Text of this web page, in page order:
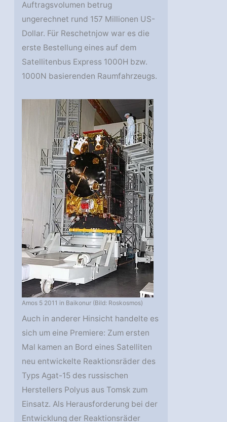
Auftragsvolumen betrug
ungerechnet rund 157 Millionen US-
Dollar. Für Reschetnjow war es die
erste Bestellung eines auf dem
Satellitenbus Express 1000H bzw.
1000N basierenden Raumfahrzeugs.
Amos 5 2011 in Baikonur (Bild: Roskosmos)
Auch in anderer Hinsicht handelte es
sich um eine Premiere: Zum ersten
Mal kamen an Bord eines Satelliten
neu entwickelte Reaktionsräder des
Typs Agat-15 des russischen
Herstellers Polyus aus Tomsk zum
Einsatz. Als Herausforderung bei der
Entwicklung der Reaktionsräder